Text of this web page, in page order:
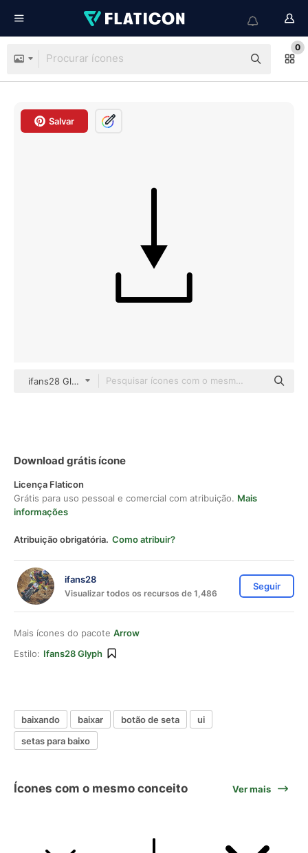
0
Salvar
ifans28 Glyph
Download grátis ícone
Licença Flaticon
Grátis para uso pessoal e comercial com atribuição. Mais
informações
Atribuição obrigatória. Como atribuir?
ifans28
Visualizar todos os recursos de 1,486
Seguir
Mais ícones do pacote Arrow
Estilo: Ifans28 Glyph
baixando baixar botão de seta
ui
setas para baixo
Ícones com o mesmo conceito Ver mais